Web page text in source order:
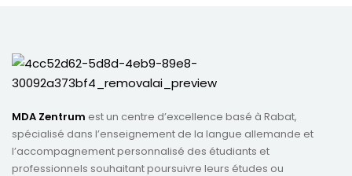
MDA Zentrum est un centre d’excellence basé à Rabat,
spécialisé dans l’enseignement de la langue allemande et
l’accompagnement personnalisé des étudiants et
professionnels souhaitant poursuivre leurs études ou